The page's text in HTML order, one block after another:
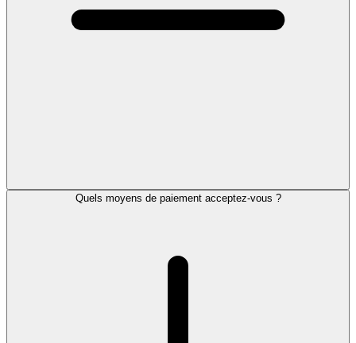
Quels moyens de paiement acceptez-vous ?